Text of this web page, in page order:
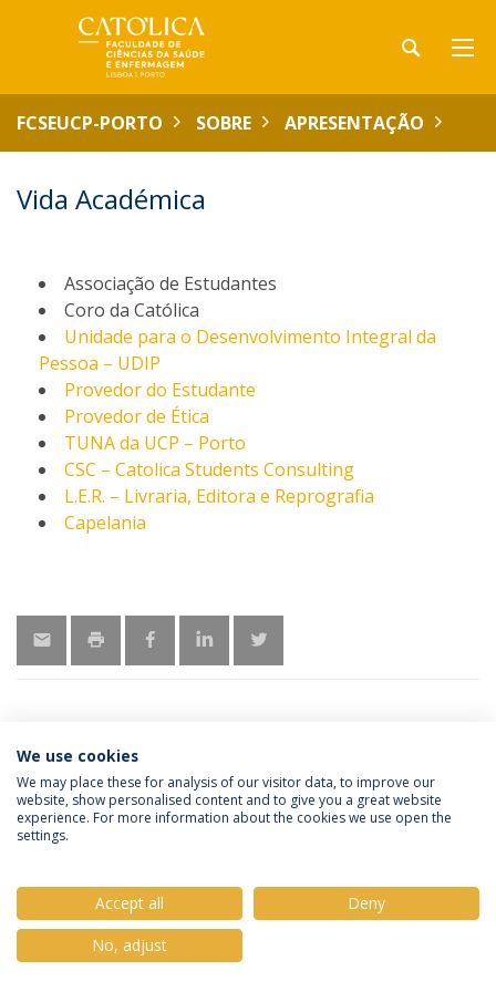
FCSEUCP-PORTO SOBRE APRESENTAÇÃO
Vida Académica
Associação de Estudantes
Coro da Católica
Unidade para o Desenvolvimento Integral da
Pessoa – UDIP
Provedor do Estudante
Provedor de Ética
TUNA da UCP – Porto
CSC – Catolica Students Consulting
L.E.R. – Livraria, Editora e Reprografia
Capelania
Política de Privacidade
Termos & Condições
Direitos do Titular dos Dados
© 2026 Universidade Católica Portuguesa
We use cookies
We may place these for analysis of our visitor data, to improve our
website, show personalised content and to give you a great website
experience. For more information about the cookies we use open the
settings.
Accept all
Deny
No, adjust